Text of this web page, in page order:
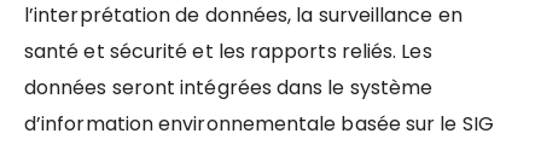
l’interprétation de données, la surveillance en
santé et sécurité et les rapports reliés. Les
données seront intégrées dans le système
d’information environnementale basée sur le SIG